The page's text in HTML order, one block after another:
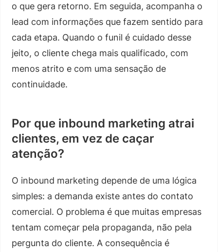
o que gera retorno. Em seguida, acompanha o
lead com informações que fazem sentido para
cada etapa. Quando o funil é cuidado desse
jeito, o cliente chega mais qualificado, com
menos atrito e com uma sensação de
continuidade.
Por que inbound marketing atrai
clientes, em vez de caçar
atenção?
O inbound marketing depende de uma lógica
simples: a demanda existe antes do contato
comercial. O problema é que muitas empresas
tentam começar pela propaganda, não pela
pergunta do cliente. A consequência é